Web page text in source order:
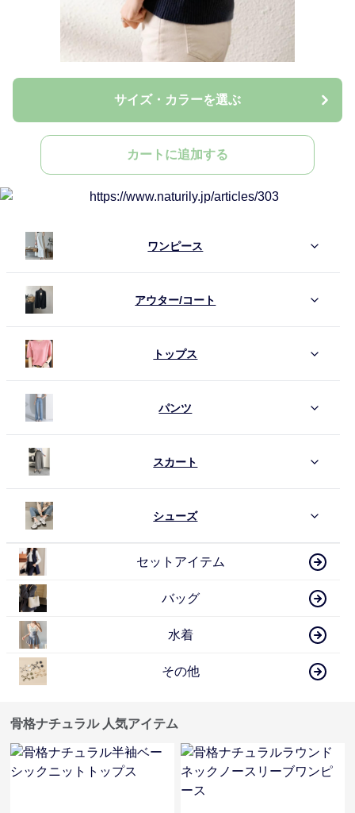
サイズ・カラーを選ぶ
カートに追加する
ワンピース
アウター/コート
トップス
パンツ
スカート
シューズ
セットアイテム
バッグ
水着
その他
骨格ナチュラル 人気アイテム